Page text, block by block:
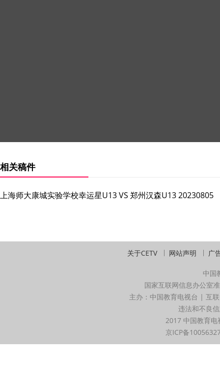
相关稿件
上海师大康城实验学校幸运星U13 VS 郑州汉森U13 20230805
关于CETV 网站声明 广
中国
国家互联网信息办公室
主办：中国教育电视台 | 互
违法和不良
2017 中国教育
京ICP备